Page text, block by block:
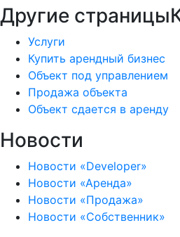
Другие страницы
Услуги
Купить арендный бизнес
Объект под управлением
Продажа объекта
Объект сдается в аренду
Новости
Новости «Developer»
Новости «Аренда»
Новости «Продажа»
Новости «Собственник»